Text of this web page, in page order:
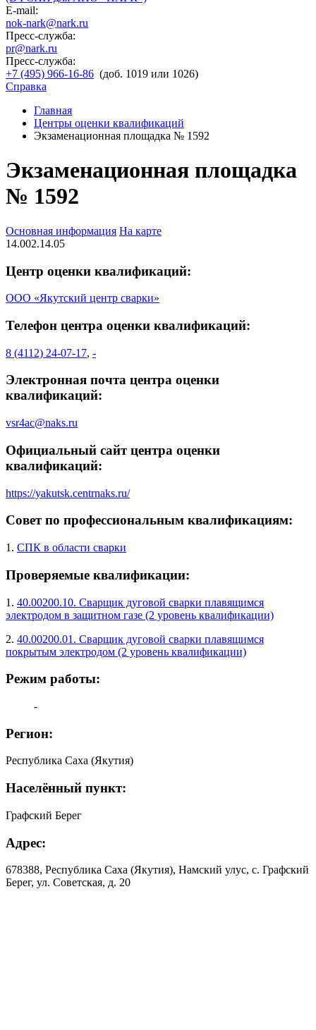
E-mail:
nok-nark@nark.ru
Пресс-служба:
pr@nark.ru
Пресс-служба:
+7 (495) 966-16-86 (доб. 1019 или 1026)
Справка
Главная
Центры оценки квалификаций
Экзаменационная площадка № 1592
Экзаменационная площадка
№ 1592
Основная информация На карте
14.002.14.05
Центр оценки квалификаций:
ООО «Якутский центр сварки»
Телефон центра оценки квалификаций:
8 (4112) 24-07-17, -
Электронная почта центра оценки
квалификаций:
vsr4ac@naks.ru
Официальный сайт центра оценки
квалификаций:
https://yakutsk.centrnaks.ru/
Совет по профессиональным квалификациям:
1. СПК в области сварки
Проверяемые квалификации:
1. 40.00200.10. Сварщик дуговой сварки плавящимся
электродом в защитном газе (2 уровень квалификации)
2. 40.00200.01. Сварщик дуговой сварки плавящимся
покрытым электродом (2 уровень квалификации)
Режим работы:
-
Регион:
Республика Саха (Якутия)
Населённый пункт:
Графский Берег
Адрес:
678388, Республика Саха (Якутия), Намский улус, с. Графский
Берег, ул. Советская, д. 20